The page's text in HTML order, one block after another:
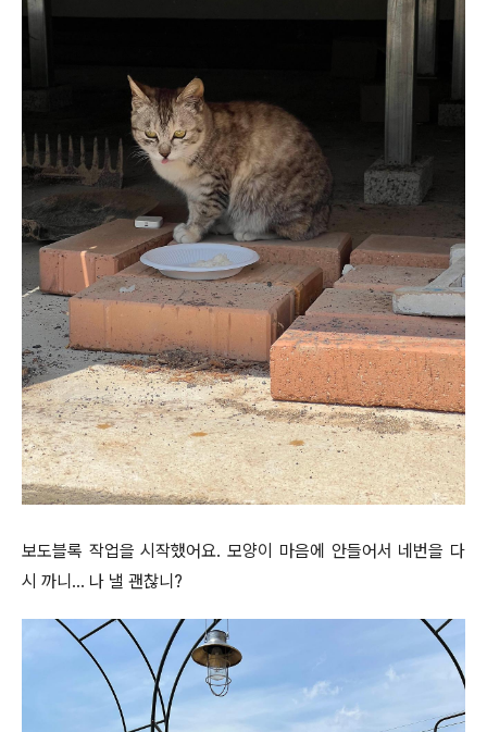
보도블록 작업을 시작했어요. 모양이 마음에 안들어서 네번을 다
시 까니… 나 낼 괜찮니?